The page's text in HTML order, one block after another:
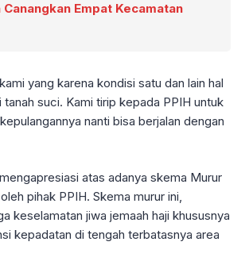
Empat Kecamatan
yang karena kondisi satu dan lain hal
tanah suci. Kami tirip kepada PPIH untuk
nanti bisa berjalan dengan
atas adanya skema Murur
pihak PPIH. Skema murur ini,
keselamatan jiwa jemaah haji khususnya
kepadatan di tengah terbatasnya area